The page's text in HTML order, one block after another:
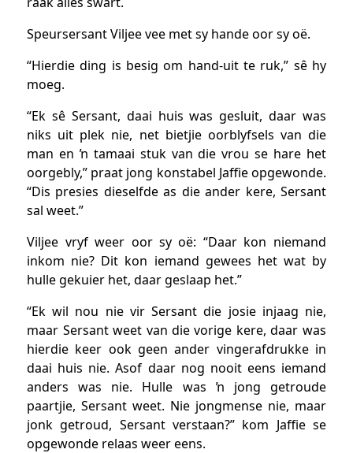
Speursersant Viljee vee met sy hande oor sy oë.
“Hierdie ding is besig om hand-uit te ruk,” sê hy
moeg.
“Ek sê Sersant, daai huis was gesluit, daar was
niks uit plek nie, net bietjie oorblyfsels van die
man en ŉ tamaai stuk van die vrou se hare het
oorgebly,” praat jong konstabel Jaffie opgewonde.
“Dis presies dieselfde as die ander kere, Sersant
sal weet.”
Viljee vryf weer oor sy oë: “Daar kon niemand
inkom nie? Dit kon iemand gewees het wat by
hulle gekuier het, daar geslaap het.”
“Ek wil nou nie vir Sersant die josie injaag nie,
maar Sersant weet van die vorige kere, daar was
hierdie keer ook geen ander vingerafdrukke in
daai huis nie. Asof daar nog nooit eens iemand
anders was nie. Hulle was ŉ jong getroude
paartjie, Sersant weet. Nie jongmense nie, maar
jonk getroud, Sersant verstaan?” kom Jaffie se
opgewonde relaas weer eens.